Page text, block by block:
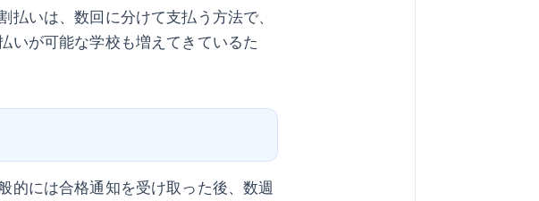
いは、数回に分けて支払う方法で、
いが可能な学校も増えてきているた
的には合格通知を受け取った後、数週